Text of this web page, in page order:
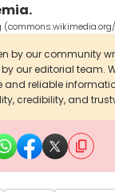
by our community
our editorial team.
reliable
credibility, and